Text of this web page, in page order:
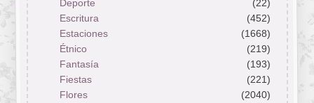
Deporte
(22)
Escritura
(452)
Estaciones
(1668)
Étnico
(219)
Fantasía
(193)
Fiestas
(221)
Flores
(2040)